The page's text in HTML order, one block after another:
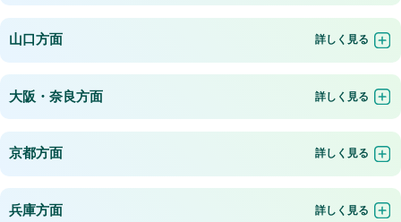
山口方面
大阪・奈良方面
京都方面
兵庫方面